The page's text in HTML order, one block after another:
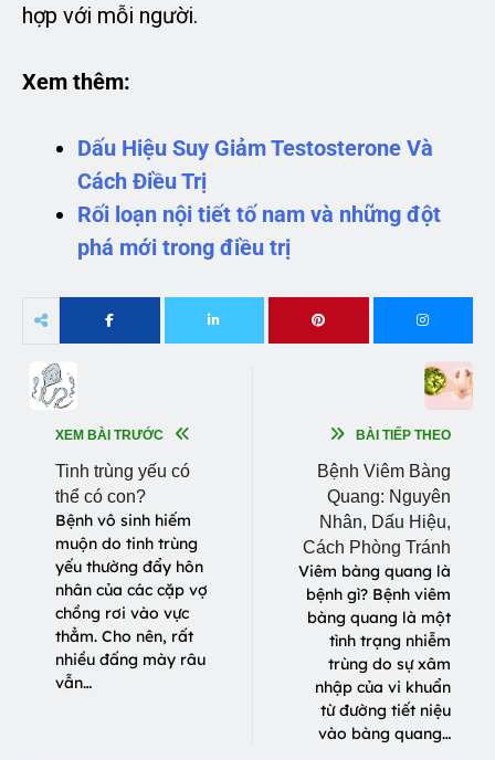
hợp với mỗi người.
Xem thêm:
Dấu Hiệu Suy Giảm Testosterone Và
Cách Điều Trị
Rối loạn nội tiết tố nam và những đột
phá mới trong điều trị
XEM BÀI TRƯỚC
Tinh trùng yếu có
thể có con?
Bệnh vô sinh hiếm
muộn do tinh trùng
yếu thường đẩy hôn
nhân của các cặp vợ
chồng rơi vào vực
thẳm. Cho nên, rất
nhiều đấng mày râu
vẫn…
BÀI TIẾP THEO
Bệnh Viêm Bàng
Quang: Nguyên
Nhân, Dấu Hiệu,
Cách Phòng Tránh
Viêm bàng quang là
bệnh gì? Bệnh viêm
bàng quang là một
tình trạng nhiễm
trùng do sự xâm
nhập của vi khuẩn
từ đường tiết niệu
vào bàng quang…